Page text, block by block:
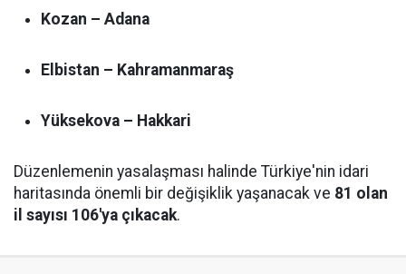
Kozan – Adana
Elbistan – Kahramanmaraş
Yüksekova – Hakkari
Düzenlemenin yasalaşması halinde Türkiye'nin idari
haritasında önemli bir değişiklik yaşanacak ve 81 olan
il sayısı 106'ya çıkacak.